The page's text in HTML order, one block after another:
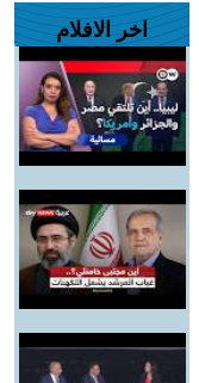
اخر الافلام